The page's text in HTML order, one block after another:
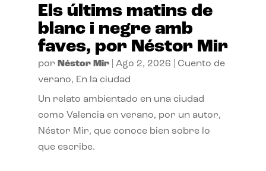
Els últims matins de
blanc i negre amb
faves, por Néstor Mir
por Néstor Mir| Ago 2, 2026
Cuento de
verano, En la ciudad
Un relato ambientado en una ciudad
como Valencia en verano, por un autor,
Néstor Mir, que conoce bien sobre lo
que escribe.